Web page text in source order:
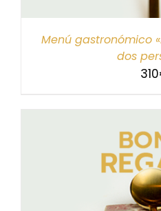
Menú gastronómico
dos
310